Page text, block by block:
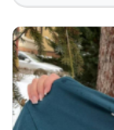
částky.
Druhé pololetí
Děkujeme, že
se společně
pro vaše děti i